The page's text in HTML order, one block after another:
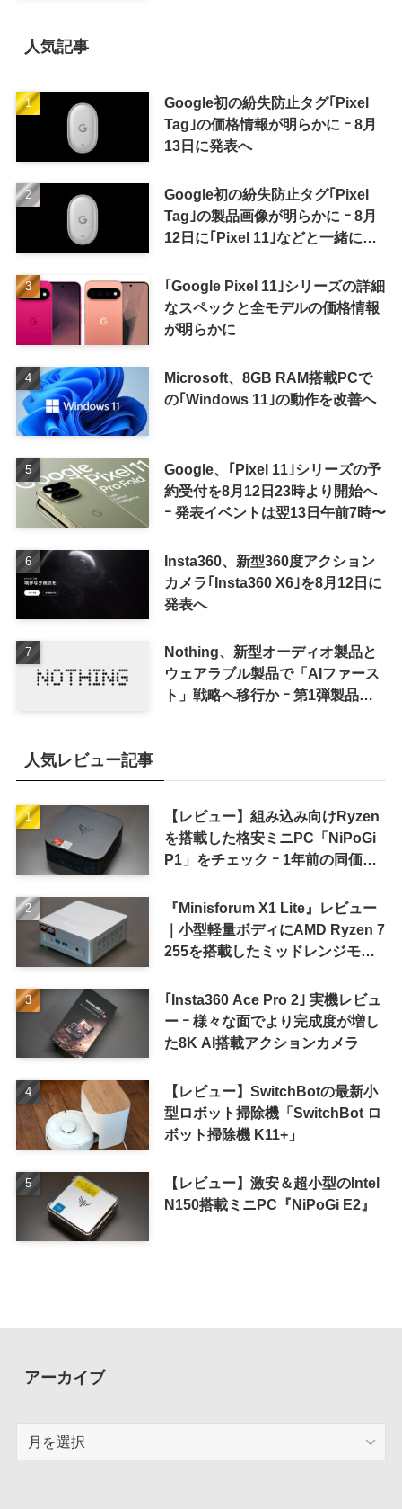
人気記事
Google初の紛失防止タグ｢Pixel
Tag｣の価格情報が明らかに ｰ 8月
13日に発表へ
Google初の紛失防止タグ｢Pixel
Tag｣の製品画像が明らかに ｰ 8月
12日に｢Pixel 11｣などと一緒に発
｢Google Pixel 11｣シリーズの詳細
なスペックと全モデルの価格情報
が明らかに
Microsoft、8GB RAM搭載PCで
の｢Windows 11｣の動作を改善へ
Google、｢Pixel 11｣シリーズの予
約受付を8月12日23時より開始へ
ｰ 発表イベントは翌13日午前7時〜
Insta360、新型360度アクション
カメラ｢Insta360 X6｣を8月12日に
発表へ
Nothing、新型オーディオ製品と
ウェアラブル製品で「AIファース
ト」戦略へ移行か ｰ 第1弾製品は
人気レビュー記事
【レビュー】組み込み向けRyzen
を搭載した格安ミニPC「NiPoGi
P1」をチェック ｰ 1年前の同価格
『Minisforum X1 Lite』レビュー
｜小型軽量ボディにAMD Ryzen 7
255を搭載したミッドレンジモデ
｢Insta360 Ace Pro 2｣ 実機レビュ
ー ｰ 様々な面でより完成度が増し
た8K AI搭載アクションカメラ
【レビュー】SwitchBotの最新小
型ロボット掃除機「SwitchBot ロ
ボット掃除機 K11+」
【レビュー】激安＆超小型のIntel
N150搭載ミニPC『NiPoGi E2』
アーカイブ